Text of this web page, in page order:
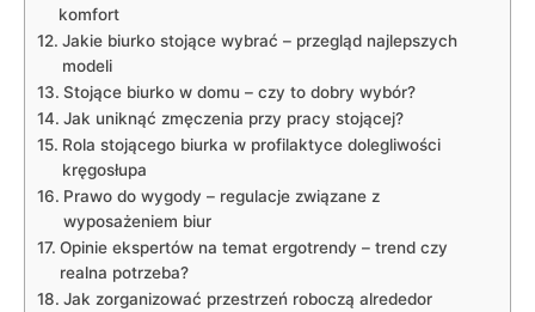
komfort
Jakie biurko stojące wybrać ⁤– ​przegląd‍ najlepszych
modeli
Stojące biurko‍ w⁢ domu⁣ – czy ​to dobry‌ wybór?
Jak ⁢uniknąć zmęczenia przy pracy ⁣stojącej?
Rola stojącego ⁣biurka w profilaktyce dolegliwości
kręgosłupa
Prawo ‍do wygody⁤ – regulacje​ związane z
wyposażeniem biur
Opinie ekspertów na⁢ temat ergotrendy – trend⁢ czy
realna potrzeba?
Jak zorganizować⁢ przestrzeń roboczą alrededor